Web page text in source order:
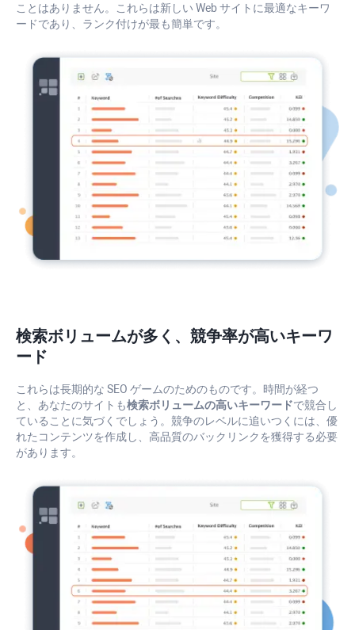
ことはありません。これらは新しい Web サイトに最適なキーワ
ードであり、ランク付けが最も簡単です。
検索ボリュームが多く、競争率が高いキーワ
ード
これらは長期的な SEO ゲームのためのものです。時間が経つ
と、あなたのサイトも検索ボリュームの高いキーワードで競合し
ていることに気づくでしょう。競争のレベルに追いつくには、優
れたコンテンツを作成し、高品質のバックリンクを獲得する必要
があります。